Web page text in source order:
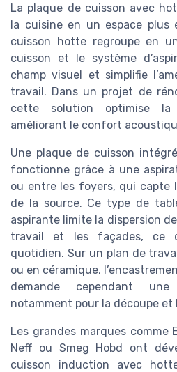
La plaque de cuisson avec
la cuisine en un espace plus
cuisson hotte regroupe en
cuisson et le système
champ visuel et simplifie
travail. Dans un projet de
cette solution optimise
améliorant le confort
Une plaque de cuisson
fonctionne grâce à une
ou entre les foyers, qui capte
de la source. Ce type de
aspirante limite la dispersion
travail et les façades, ce
quotidien. Sur un plan de
ou en céramique,
demande cependant une
notamment pour la découpe
Les grandes marques comme
Neff ou Smeg Hobd ont
cuisson induction avec